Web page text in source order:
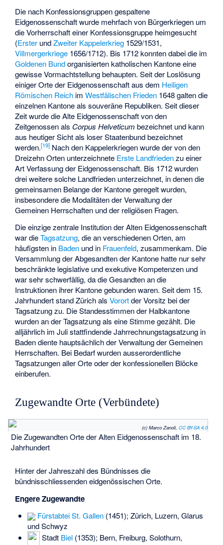
Die nach Konfessionsgruppen gespaltene
Eidgenossenschaft wurde mehrfach von Bürgerkriegen um
die Vorherrschaft einer Konfessionsgruppe heimgesucht
(Erster undZweiter Kappelerkrieg 1529/1531,
Villmergerkriege 1656/1712). Bis 1712 konnten dabei die im
Goldenen Bundorganisierten katholischen Kantone eine
gewisse Vormachtstellung behaupten. Seit der Loslösung
einiger Orte der Eidgenossenschaft aus dem Heiligen
Römischen Reich imWestfälischen Frieden 1648 galten die
einzelnen Kantone als souveräne Republiken. Seit dieser
Zeit wurde die Alte Eidgenossenschaft von den
Zeitgenossen als Corpus Helveticum bezeichnet und kann
aus heutiger Sicht als loser Staatenbund bezeichnet
werden.[19] Nach den Kappelerkriegen wurde der von den
Dreizehn Orten unterzeichnete Erste Landfriedenzu einer
Art Verfassung der Eidgenossenschaft. Bis 1712 wurden
drei weitere solche Landfrieden unterzeichnet, in denen die
gemeinsamen Belange der Kantone geregelt wurden,
insbesondere die Modalitäten der Verwaltung der
Gemeinen Herrschaften und der religiösen Fragen.
Die einzige zentrale Institution der Alten Eidgenossenschaft
war dieTagsatzung, die an verschiedenen Orten, am
häufigsten in Baden und in Frauenfeld, zusammenkam. Die
Versammlung der Abgesandten der Kantone hatte nur sehr
beschränkte legislative und exekutive Kompetenzen und
war sehr schwerfällig, da die Gesandten an die
Instruktionen ihrer Kantone gebunden waren. Seit dem 15.
Jahrhundert stand Zürich alsVorortder Vorsitz bei der
Tagsatzung zu. Die Standesstimmen der Halbkantone
wurden an der Tagsatzung als eine Stimme gezählt. Die
alljährlich im Juli stattfindende Jahrrechnungstagsatzung in
Baden diente hauptsächlich der Verwaltung der Gemeinen
Herrschaften. Bei Bedarf wurden ausserordentliche
Tagsatzungen aller Orte oder der konfessionellen Blöcke
einberufen.
Zugewandte Orte (Verbündete)
(c) Marco Zanoli, CC BY-SA 4.0
Die Zugewandten Orte der Alten Eidgenossenschaft im 18.
Jahrhundert
Hinter der Jahreszahl des Bündnisses die
bündnisschliessenden eidgenössischen Orte.
Engere Zugewandte
Fürstabtei St. Gallen(1451); Zürich, Luzern, Glarus
und Schwyz
Stadt Biel(1353); Bern, Freiburg, Solothurn,